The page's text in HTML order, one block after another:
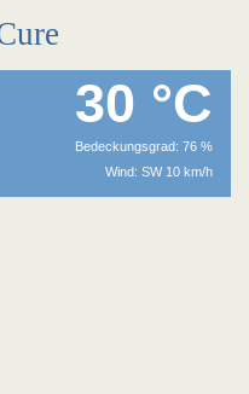
30 °C
Bedeckungsgrad: 76 %
Wind: SW 10 km/h